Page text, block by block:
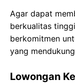
Agar dapat
berkualitas
berkomitmen
yang
Lowongan